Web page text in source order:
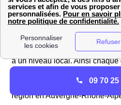
consomment leur électricité
ces derniersrisquent de payer
élevé.
Les heures pleines et creuses
à un niveau local. Ainsi
plages horaires
région en Auvergne-Rhône-
09 70 25